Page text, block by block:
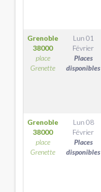
Grenoble
38000
place
Grenette
Lun 01
Février
Places
disponibles
Grenoble
38000
place
Grenette
Lun 08
Février
Places
disponibles